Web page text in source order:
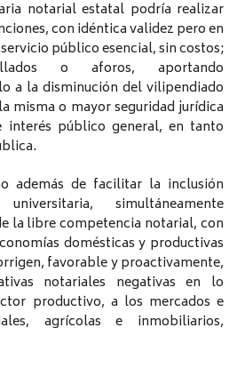
notarial estatal podría realizar
con idéntica validez pero en
público esencial, sin costos;
o aforos, aportando
a la disminución del vilipendiado
misma o mayor seguridad jurídica
interés público general, en tanto
además de facilitar la inclusión
simultáneamente
la libre competencia notarial, con
domésticas y productivas
favorable y proactivamente,
notariales negativas en lo
productivo, a los mercados e
agrícolas e inmobiliarios,